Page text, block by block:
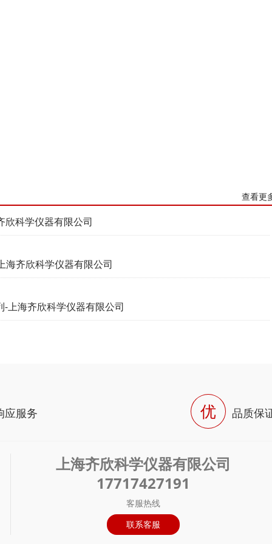
查看更
欣科学仪器有限公司
海齐欣科学仪器有限公司
上海齐欣科学仪器有限公司
应服务 优 品质保
上海齐欣科学仪器有限公司
17717427191
客服热线
联系客服